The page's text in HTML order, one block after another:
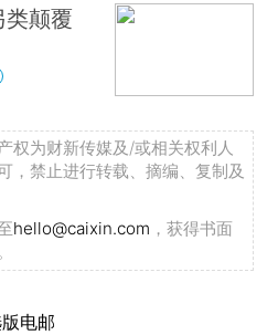
类颠覆
权为财新传媒及/或相关权利人
，禁止进行转载、摘编、复制及
hello@caixin.com ，获得书面
电邮